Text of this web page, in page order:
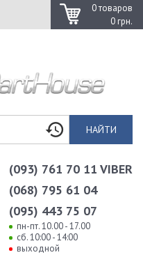
0 товаров
0 грн.
НАЙТИ
(093) 761 70 11 VIBER
(068) 795 61 04
(095) 443 75 07
пн-пт. 10.00 - 17.00
сб. 10:00 - 14:00
выходной